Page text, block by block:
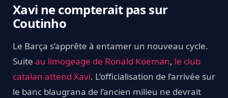
Xavi ne compterait pas sur
Coutinho
Le Barça s’apprête à entamer un nouveau cycle.
Suite au limogeage de Ronald Koeman, le club
catalan attend Xavi. L’officialisation de l’arrivée sur
le banc blaugrana de l’ancien milieu ne devrait